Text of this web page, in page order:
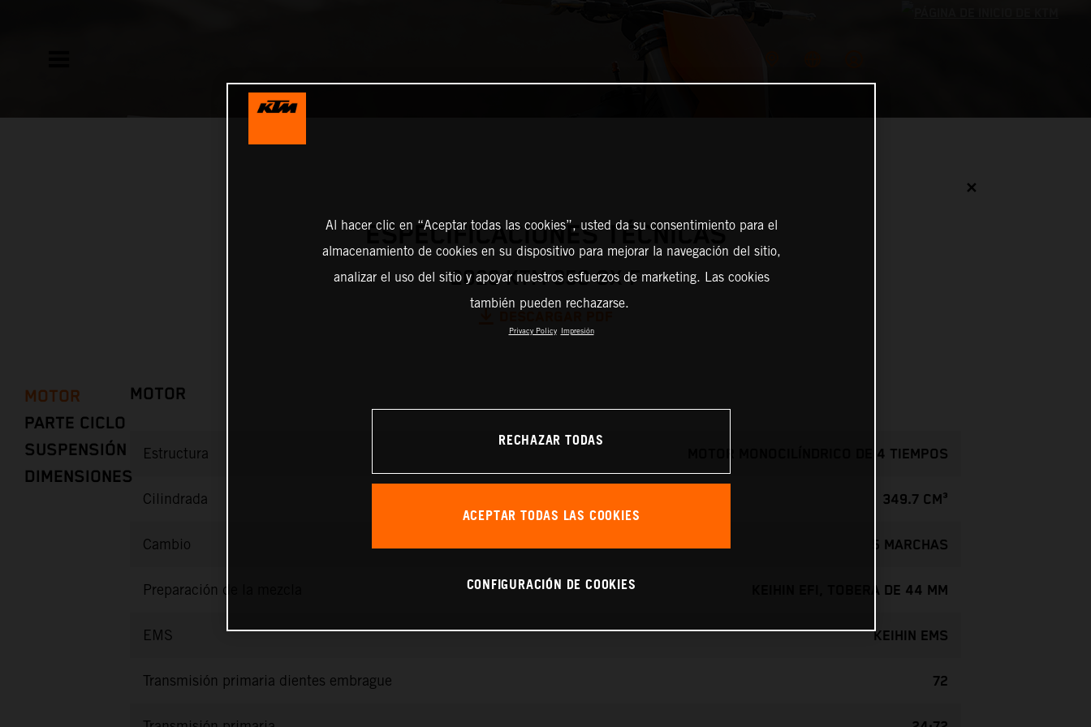
✕
ESPECIFICACIONES TÉCNICAS
2026 KTM 350 SX-F
MOTOR
PARTE CICLO
SUSPENSIÓN
DIMENSIONES
MOTOR
Estructura MOTOR MONOCILÍNDRICO DE 4 TIEMPOS
Cilindrada 349.7 CM³
Cambio 5 MARCHAS
Preparación de la mezcla KEIHIN EFI, TOBERA DE 44 MM
EMS KEIHIN EMS
Transmisión primaria dientes embrague 72
Al hacer clic en “Aceptar todas las cookies”, usted da su consentimiento para el
almacenamiento de cookies en su dispositivo para mejorar la navegación del sitio,
analizar el uso del sitio y apoyar nuestros esfuerzos de marketing. Las cookies
también pueden rechazarse.
Privacy Policy Impresión
RECHAZAR TODAS
ACEPTAR TODAS LAS COOKIES
CONFIGURACIÓN DE COOKIES